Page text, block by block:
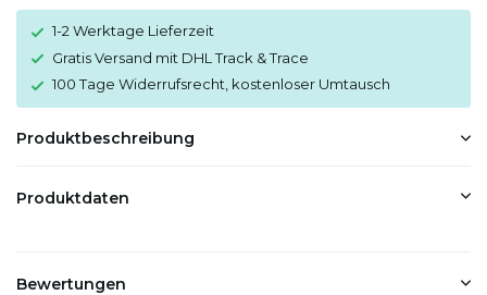
1-2 Werktage Lieferzeit
Gratis Versand mit DHL Track & Trace
100 Tage Widerrufsrecht, kostenloser Umtausch
Produktbeschreibung
Produktdaten
Bewertungen